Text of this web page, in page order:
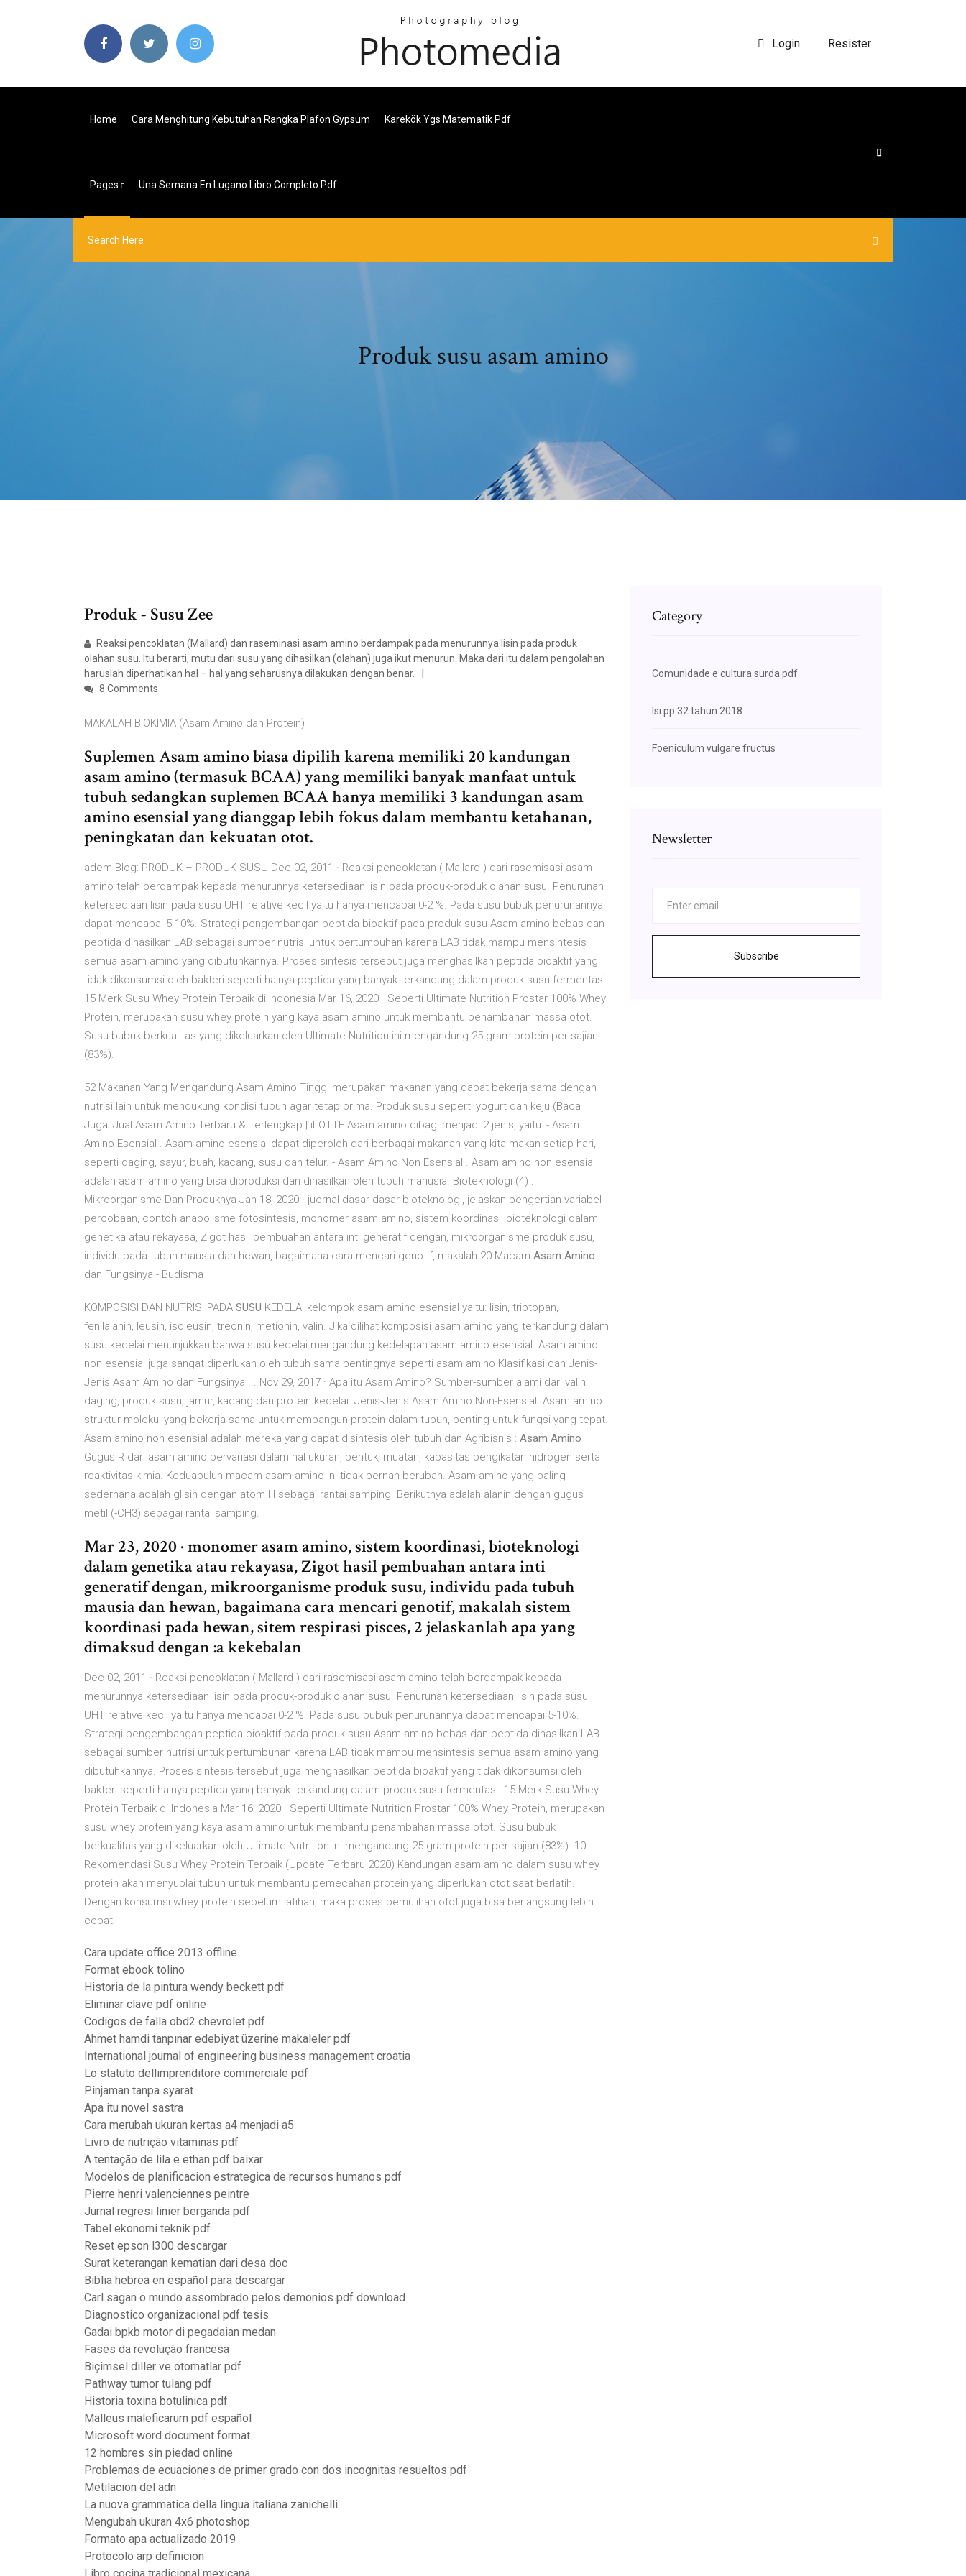
Login | Resister
Home Cara Menghitung Kebutuhan Rangka Plafon Gypsum Karekök Ygs Matematik Pdf
Pages Una Semana En Lugano Libro Completo Pdf
Produk susu asam amino
Produk - Susu Zee
Reaksi pencoklatan (Mallard) dan raseminasi asam amino berdampak pada menurunnya lisin pada produk
olahan susu. Itu berarti, mutu dari susu yang dihasilkan (olahan) juga ikut menurun. Maka dari itu dalam pengolahan
haruslah diperhatikan hal – hal yang seharusnya dilakukan dengan benar.
8 Comments
MAKALAH BIOKIMIA (Asam Amino dan Protein)
Suplemen Asam amino biasa dipilih karena memiliki 20 kandungan
asam amino (termasuk BCAA) yang memiliki banyak manfaat untuk
tubuh sedangkan suplemen BCAA hanya memiliki 3 kandungan asam
amino esensial yang dianggap lebih fokus dalam membantu ketahanan,
peningkatan dan kekuatan otot.
adem Blog: PRODUK – PRODUK SUSU Dec 02, 2011 · Reaksi pencoklatan ( Mallard ) dari rasemisasi asam
amino telah berdampak kepada menurunnya ketersediaan lisin pada produk-produk olahan susu. Penurunan
ketersediaan lisin pada susu UHT relative kecil yaitu hanya mencapai 0-2 %. Pada susu bubuk penurunannya
dapat mencapai 5-10%. Strategi pengembangan peptida bioaktif pada produk susu Asam amino bebas dan
peptida dihasilkan LAB sebagai sumber nutrisi untuk pertumbuhan karena LAB tidak mampu mensintesis
semua asam amino yang dibutuhkannya. Proses sintesis tersebut juga menghasilkan peptida bioaktif yang
tidak dikonsumsi oleh bakteri seperti halnya peptida yang banyak terkandung dalam produk susu fermentasi.
15 Merk Susu Whey Protein Terbaik di Indonesia Mar 16, 2020 · Seperti Ultimate Nutrition Prostar 100% Whey
Protein, merupakan susu whey protein yang kaya asam amino untuk membantu penambahan massa otot.
Susu bubuk berkualitas yang dikeluarkan oleh Ultimate Nutrition ini mengandung 25 gram protein per sajian
(83%).
52 Makanan Yang Mengandung Asam Amino Tinggi merupakan makanan yang dapat bekerja sama dengan
nutrisi lain untuk mendukung kondisi tubuh agar tetap prima. Produk susu seperti yogurt dan keju (Baca
Juga: Jual Asam Amino Terbaru & Terlengkap | iLOTTE Asam amino dibagi menjadi 2 jenis, yaitu: - Asam
Amino Esensial . Asam amino esensial dapat diperoleh dari berbagai makanan yang kita makan setiap hari,
seperti daging, sayur, buah, kacang, susu dan telur. - Asam Amino Non Esensial . Asam amino non esensial
adalah asam amino yang bisa diproduksi dan dihasilkan oleh tubuh manusia. Bioteknologi (4) :
Mikroorganisme Dan Produknya Jan 18, 2020 · juernal dasar dasar bioteknologi, jelaskan pengertian variabel
percobaan, contoh anabolisme fotosintesis, monomer asam amino, sistem koordinasi, bioteknologi dalam
genetika atau rekayasa, Zigot hasil pembuahan antara inti generatif dengan, mikroorganisme produk susu,
individu pada tubuh mausia dan hewan, bagaimana cara mencari genotif, makalah 20 Macam Asam Amino
dan Fungsinya - Budisma
KOMPOSISI DAN NUTRISI PADA SUSU KEDELAI kelompok asam amino esensial yaitu: lisin, triptopan,
fenilalanin, leusin, isoleusin, treonin, metionin, valin. Jika dilihat komposisi asam amino yang terkandung dalam
susu kedelai menunjukkan bahwa susu kedelai mengandung kedelapan asam amino esensial. Asam amino
non esensial juga sangat diperlukan oleh tubuh sama pentingnya seperti asam amino Klasifikasi dan Jenis-
Jenis Asam Amino dan Fungsinya ... Nov 29, 2017 · Apa itu Asam Amino? Sumber-sumber alami dari valin:
daging, produk susu, jamur, kacang dan protein kedelai. Jenis-Jenis Asam Amino Non-Esensial. Asam amino
struktur molekul yang bekerja sama untuk membangun protein dalam tubuh, penting untuk fungsi yang tepat.
Asam amino non esensial adalah mereka yang dapat disintesis oleh tubuh dan Agribisnis : Asam Amino
Gugus R dari asam amino bervariasi dalam hal ukuran, bentuk, muatan, kapasitas pengikatan hidrogen serta
reaktivitas kimia. Keduapuluh macam asam amino ini tidak pernah berubah. Asam amino yang paling
sederhana adalah glisin dengan atom H sebagai rantai samping. Berikutnya adalah alanin dengan gugus
metil (-CH3) sebagai rantai samping.
Mar 23, 2020 · monomer asam amino, sistem koordinasi, bioteknologi
dalam genetika atau rekayasa, Zigot hasil pembuahan antara inti
generatif dengan, mikroorganisme produk susu, individu pada tubuh
mausia dan hewan, bagaimana cara mencari genotif, makalah sistem
koordinasi pada hewan, sitem respirasi pisces, 2 jelaskanlah apa yang
dimaksud dengan :a kekebalan
Dec 02, 2011 · Reaksi pencoklatan ( Mallard ) dari rasemisasi asam amino telah berdampak kepada
menurunnya ketersediaan lisin pada produk-produk olahan susu. Penurunan ketersediaan lisin pada susu
UHT relative kecil yaitu hanya mencapai 0-2 %. Pada susu bubuk penurunannya dapat mencapai 5-10%.
Strategi pengembangan peptida bioaktif pada produk susu Asam amino bebas dan peptida dihasilkan LAB
sebagai sumber nutrisi untuk pertumbuhan karena LAB tidak mampu mensintesis semua asam amino yang
dibutuhkannya. Proses sintesis tersebut juga menghasilkan peptida bioaktif yang tidak dikonsumsi oleh
bakteri seperti halnya peptida yang banyak terkandung dalam produk susu fermentasi. 15 Merk Susu Whey
Protein Terbaik di Indonesia Mar 16, 2020 · Seperti Ultimate Nutrition Prostar 100% Whey Protein, merupakan
susu whey protein yang kaya asam amino untuk membantu penambahan massa otot. Susu bubuk
berkualitas yang dikeluarkan oleh Ultimate Nutrition ini mengandung 25 gram protein per sajian (83%). 10
Rekomendasi Susu Whey Protein Terbaik (Update Terbaru 2020) Kandungan asam amino dalam susu whey
protein akan menyuplai tubuh untuk membantu pemecahan protein yang diperlukan otot saat berlatih.
Dengan konsumsi whey protein sebelum latihan, maka proses pemulihan otot juga bisa berlangsung lebih
cepat.
Cara update office 2013 offline
Format ebook tolino
Historia de la pintura wendy beckett pdf
Eliminar clave pdf online
Codigos de falla obd2 chevrolet pdf
Ahmet hamdi tanpınar edebiyat üzerine makaleler pdf
International journal of engineering business management croatia
Lo statuto dellimprenditore commerciale pdf
Pinjaman tanpa syarat
Apa itu novel sastra
Cara merubah ukuran kertas a4 menjadi a5
Livro de nutrição vitaminas pdf
A tentação de lila e ethan pdf baixar
Modelos de planificacion estrategica de recursos humanos pdf
Pierre henri valenciennes peintre
Jurnal regresi linier berganda pdf
Tabel ekonomi teknik pdf
Reset epson l300 descargar
Surat keterangan kematian dari desa doc
Biblia hebrea en español para descargar
Carl sagan o mundo assombrado pelos demonios pdf download
Diagnostico organizacional pdf tesis
Gadai bpkb motor di pegadaian medan
Fases da revolução francesa
Biçimsel diller ve otomatlar pdf
Pathway tumor tulang pdf
Historia toxina botulinica pdf
Malleus maleficarum pdf español
Microsoft word document format
12 hombres sin piedad online
Problemas de ecuaciones de primer grado con dos incognitas resueltos pdf
Metilacion del adn
La nuova grammatica della lingua italiana zanichelli
Mengubah ukuran 4x6 photoshop
Formato apa actualizado 2019
Protocolo arp definicion
Category
Comunidade e cultura surda pdf
Isi pp 32 tahun 2018
Foeniculum vulgare fructus
Newsletter
Subscribe